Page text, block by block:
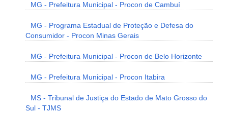
MG - Prefeitura Municipal - Procon de Cambuí
MG - Programa Estadual de Proteção e Defesa do
Consumidor - Procon Minas Gerais
MG - Prefeitura Municipal - Procon de Belo Horizonte
MG - Prefeitura Municipal - Procon Itabira
MS - Tribunal de Justiça do Estado de Mato Grosso do
Sul - TJMS